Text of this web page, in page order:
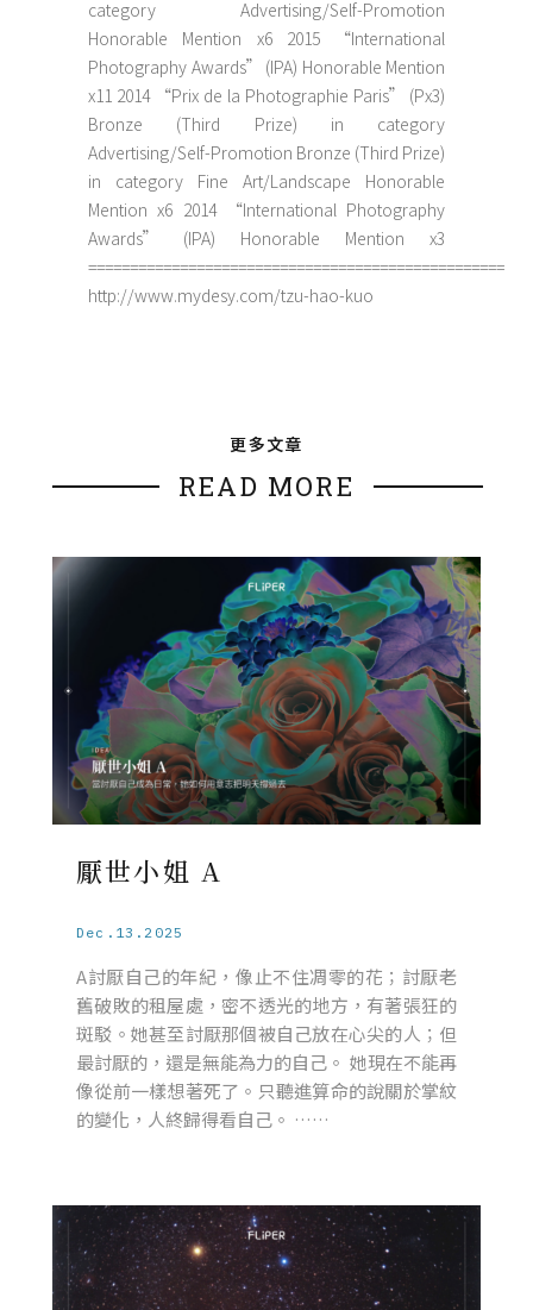
category Advertising/Self-Promotion
Honorable Mention x6 2015 “International
Photography Awards” (IPA) Honorable Mention
x11 2014 “Prix de la Photographie Paris” (Px3)
Bronze (Third Prize) in category
Advertising/Self-Promotion Bronze (Third Prize)
in category Fine Art/Landscape Honorable
Mention x6 2014 “International Photography
Awards” (IPA) Honorable Mention x3
==================================================
http://www.mydesy.com/tzu-hao-kuo
更多文章
READ MORE
厭世小姐 A
Dec.13.2025
A討厭自己的年紀，像止不住凋零的花；討厭老
舊破敗的租屋處，密不透光的地方，有著張狂的
斑駁。她甚至討厭那個被自己放在心尖的人；但
最討厭的，還是無能為力的自己。 她現在不能再
像從前一樣想著死了。只聽進算命的說關於掌紋
的變化，人終歸得看自己。 ……